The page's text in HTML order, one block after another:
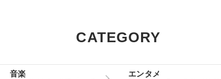
CATEGORY
音楽 エンタメ